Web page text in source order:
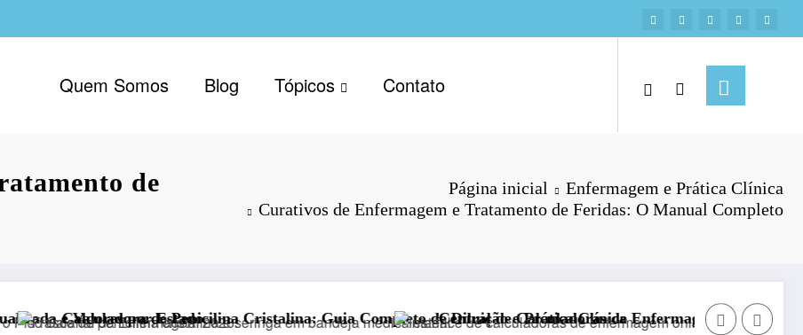
Quem Somos Blog Tópicos Contato
de
Página inicial
Enfermagem e Prática Clínica
Curativos de Enfermagem e Tratamento de Feridas: O Manual Completo
Cristalina: Guia Completo de Diluição e Prática ClínicaCentral de Calculadoras de Enfermagem Online: Agilidade no Plantão
Benefícios do Vinho Tinto